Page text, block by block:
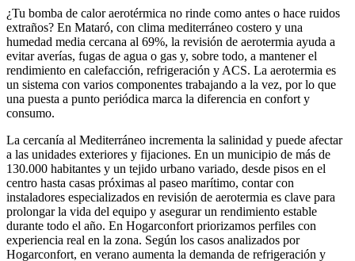
¿Tu bomba de calor aerotérmica no rinde como antes o hace ruidos
extraños? En Mataró, con clima mediterráneo costero y una
humedad media cercana al 69%, la revisión de aerotermia ayuda a
evitar averías, fugas de agua o gas y, sobre todo, a mantener el
rendimiento en calefacción, refrigeración y ACS. La aerotermia es
un sistema con varios componentes trabajando a la vez, por lo que
una puesta a punto periódica marca la diferencia en confort y
consumo.
La cercanía al Mediterráneo incrementa la salinidad y puede afectar
a las unidades exteriores y fijaciones. En un municipio de más de
130.000 habitantes y un tejido urbano variado, desde pisos en el
centro hasta casas próximas al paseo marítimo, contar con
instaladores especializados en revisión de aerotermia es clave para
prolongar la vida del equipo y asegurar un rendimiento estable
durante todo el año. En Hogarconfort priorizamos perfiles con
experiencia real en la zona. Según los casos analizados por
Hogarconfort, en verano aumenta la demanda de refrigeración y